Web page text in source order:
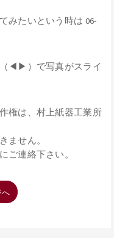
みたいという時は 06-
◀▶）で写真がスライ
権は、村上紙器工業所
ません。
ご連絡下さい。
へ